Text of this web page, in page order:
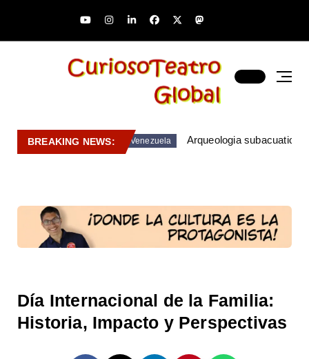
BREAKING NEWS: Venezuela Arqueologia subacuatica
Día Internacional de la Familia:
Historia, Impacto y Perspectivas